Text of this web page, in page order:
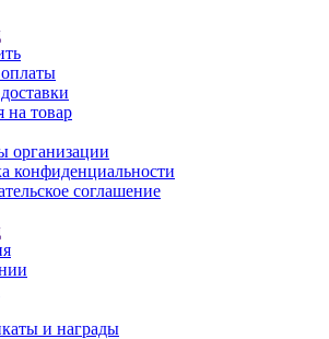
на товар
организации
конфиденциальности
соглашение
и награды